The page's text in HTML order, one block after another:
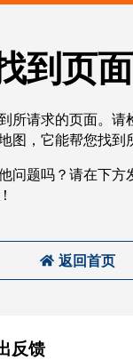
到页面
所请求的页面。
图，它能帮您找到
问题吗？请在下
返回首页
反馈